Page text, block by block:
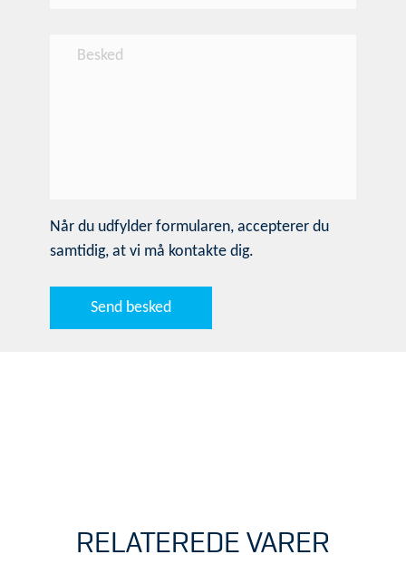
Når du udfylder formularen, accepterer du
samtidig, at vi må kontakte dig.
RELATEREDE VARER